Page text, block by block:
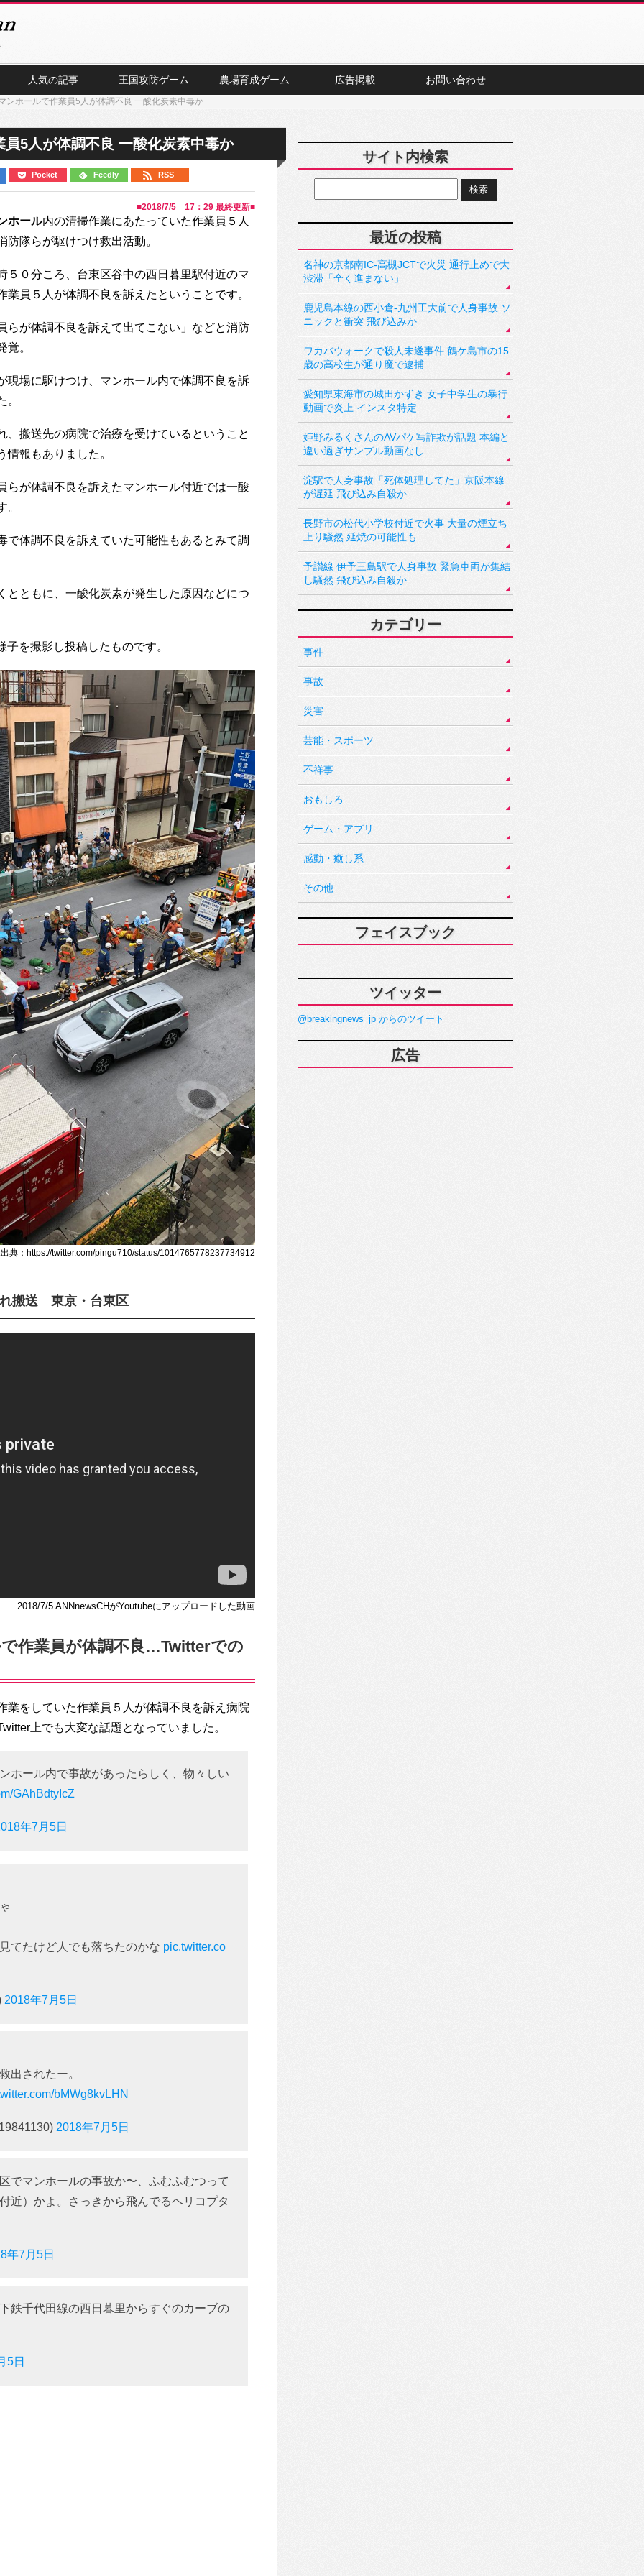
人気の記事 王国攻防ゲーム 農場育成ゲーム 広告掲載 お問い合わせ
ンホールで作業員5人が体調不良 一酸化炭素中毒か
5人が体調不良 一酸化炭素中毒か
Pocket Feedly RSS
■2018/7/5 17：29 最終更新■
ホール内の清掃作業にあたっていた作業員５人
防隊らが駆けつけ救出活動。
５０分ころ、台東区谷中の西日暮里駅付近のマ
員５人が体調不良を訴えたということです。
らが体調不良を訴えて出てこない」などと消防
覚。
現場に駆けつけ、マンホール内で体調不良を訴
。
、搬送先の病院で治療を受けているということ
報もありました。
らが体調不良を訴えたマンホール付近では一酸
。
で体調不良を訴えていた可能性もあるとみて調
とともに、一酸化炭素が発生した原因などにつ
を撮影し投稿したものです。
典：https://twitter.com/pingu710/status/1014765778237734912
搬送 東京・台東区
2018/7/5 ANNnewsCHがYoutubeにアップロードした動画
作業員が体調不良…Twitterでの
業をしていた作業員５人が体調不良を訴え病院
上でも大変な話題となっていました。
ホール内で事故があったらしく、物々しい
GAhBdtyIcZ
年7月5日
てたけど人でも落ちたのかな pic.twitter.co
2018年7月5日
出されたー。
bMWg8kvLHN
2018年7月5日
でマンホールの事故か〜、ふむふむつって
近）かよ。さっきから飛んでるヘリコプタ
年7月5日
鉄千代田線の西日暮里からすぐのカーブの
5日
サイト内検索
最近の投稿
名神の京都南IC-高槻JCTで火災 通行止めで大
渋滞「全く進まない」
鹿児島本線の西小倉-九州工大前で人身事故 ソ
ニックと衝突 飛び込みか
ワカバウォークで殺人未遂事件 鶴ケ島市の15
歳の高校生が通り魔で逮捕
愛知県東海市の城田かずき 女子中学生の暴行
動画で炎上 インスタ特定
姫野みるくさんのAVパケ写詐欺が話題 本編と
違い過ぎサンプル動画なし
淀駅で人身事故「死体処理してた」京阪本線
が遅延 飛び込み自殺か
長野市の松代小学校付近で火事 大量の煙立ち
上り騒然 延焼の可能性も
予讃線 伊予三島駅で人身事故 緊急車両が集結
し騒然 飛び込み自殺か
カテゴリー
事件
事故
災害
芸能・スポーツ
不祥事
おもしろ
ゲーム・アプリ
感動・癒し系
その他
フェイスブック
ツイッター
@breakingnews_jp からのツイート
広告